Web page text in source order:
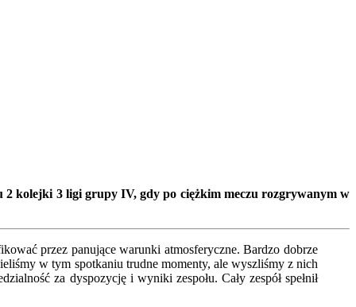
2 kolejki 3 ligi grupy IV, gdy po ciężkim meczu rozgrywanym w
przez panujące warunki atmosferyczne. Bardzo dobrze
w tym spotkaniu trudne momenty, ale wyszliśmy z nich
za dyspozycję i wyniki zespołu. Cały zespół spełnił